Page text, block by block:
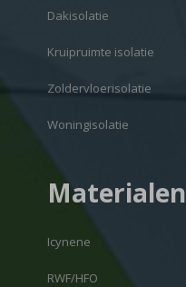
Dakisolatie
Kruipruimte isolatie
Zoldervloerisolatie
Woningisolatie
Materialen
Icynene
RWF/HFO